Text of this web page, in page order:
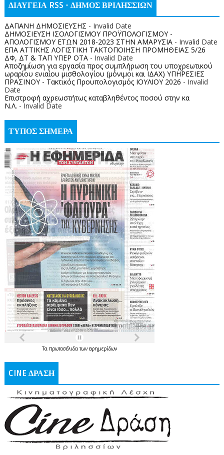
ΔΙΑΥΓΕΙΑ RSS - ΔΗΜΟΣ ΒΡΙΛΗΣΣΙΩΝ
ΔΑΠΑΝΗ ΔΗΜΟΣΙΕΥΣΗΣ - Invalid Date
ΔΗΜΟΣΙΕΥΣΗ ΙΣΟΛΟΓΙΣΜΟΥ ΠΡΟΫΠΟΛΟΓΙΣΜΟΥ -
ΑΠΟΛΟΓΙΣΜΟΥ ΕΤΩΝ 2018-2023 ΣΤΗΝ ΑΜΑΡΥΣΙΑ- Invalid Date
ΕΠΑ ΑΤΤΙΚΗΣ ΛΟΓΙΣΤΙΚΗ ΤΑΚΤΟΠΟΙΗΣΗ ΠΡΟΜΗΘΕΙΑΣ 5/26
ΔΦ, ΔΤ & ΤΑΠ ΥΠΕΡ ΟΤΑ- Invalid Date
Αποζημίωση για εργασία προς συμπλήρωση του υποχρεωτικού
ωραρίου ενιαίου μισθολογίου (μόνιμοι και ΙΔΑΧ) ΥΠΗΡΕΣΙΕΣ
ΠΡΑΣΙΝΟΥ - Τακτικός Προυπολογισμός ΙΟΥΛΙΟΥ 2026 - Invalid
Date
Επιστροφή αχρεωστήτως καταβληθέντος ποσoύ στην κα
Ν.Λ. - Invalid Date
ΤΥΠΟΣ ΣΗΜΕΡΑ
Τα πρωτοσέλιδατων εφημερίδων
CINE ΔΡΑΣΗ